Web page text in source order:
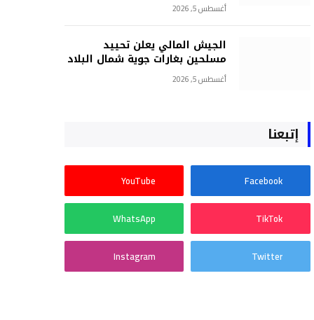
أغسطس 5, 2026
الجيش المالي يعلن تحييد
مسلحين بغارات جوية شمال البلاد
أغسطس 5, 2026
إتبعنا
Facebook
YouTube
TikTok
WhatsApp
Twitter
Instagram